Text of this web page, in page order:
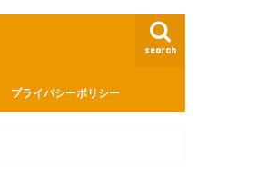
search
プライバシーポリシー